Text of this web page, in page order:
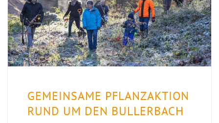
GEMEINSAME PFLANZAKTION
RUND UM DEN BULLERBACH